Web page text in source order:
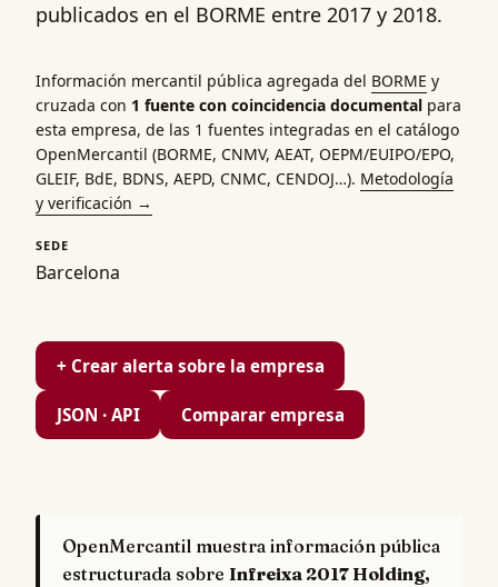
publicados en el BORME entre 2017 y 2018.
Información mercantil pública agregada del BORME y
cruzada con 1 fuente con coincidencia documental para
esta empresa, de las 1 fuentes integradas en el catálogo
OpenMercantil (BORME, CNMV, AEAT, OEPM/EUIPO/EPO,
GLEIF, BdE, BDNS, AEPD, CNMC, CENDOJ…). Metodología
y verificación →
SEDE
Barcelona
+ Crear alerta sobre la empresa
JSON · API Comparar empresa
OpenMercantil muestra información pública
estructurada sobre Infreixa 2017 Holding,